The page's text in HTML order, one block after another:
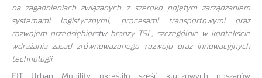
na zagadnieniach związanych z szeroko pojętym zarządzaniem
systemami logistycznymi, procesami transportowymi oraz
rozwojem przedsiębiorstw branży TSL, szczególnie w kontekście
wdrażania zasad zrównoważonego rozwoju oraz innowacyjnych
technologii.
EIT Urban Mobility określiło sześć kluczowych obszarów